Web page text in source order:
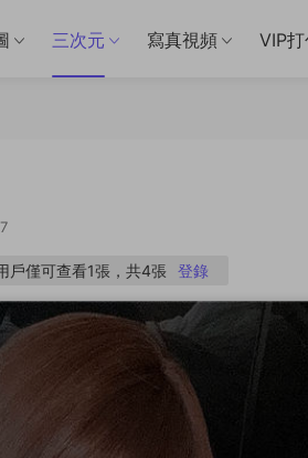
三次元 寫真視頻 VIP
戶僅可查看1張，共4張 登錄